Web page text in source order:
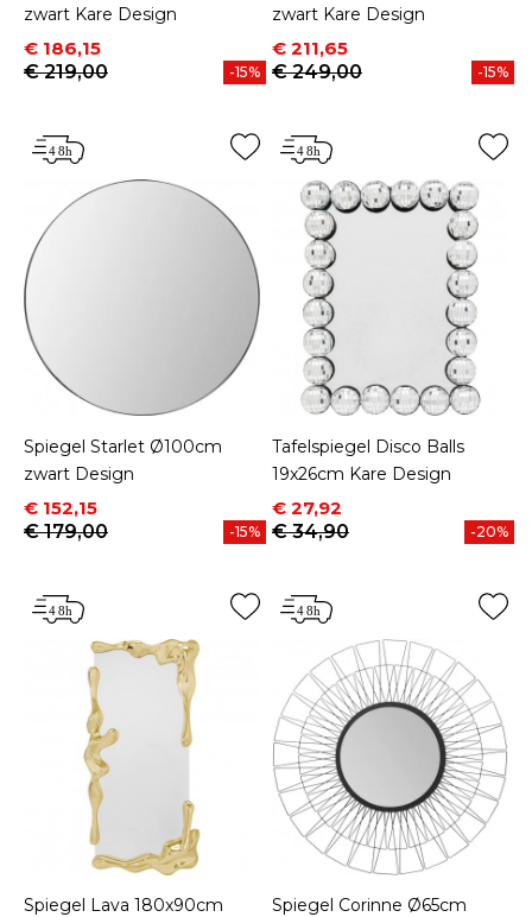
zwart Kare Design
Prijs
€ 186,15
Normale prijs
€ 219,00
-15%
zwart Kare Design
Prijs
€ 211,65
Normale prijs
€ 249,00
-15%
Spiegel Starlet Ø100cm
zwart Design
Prijs
€ 152,15
Normale prijs
€ 179,00
-15%
Tafelspiegel Disco Balls
19x26cm Kare Design
Prijs
€ 27,92
Normale prijs
€ 34,90
-20%
Spiegel Lava 180x90cm
Spiegel Corinne Ø65cm